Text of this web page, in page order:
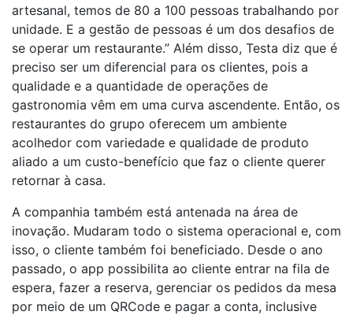
artesanal, temos de 80 a 100 pessoas trabalhando por
unidade. E a gestão de pessoas é um dos desafios de
se operar um restaurante.” Além disso, Testa diz que é
preciso ser um diferencial para os clientes, pois a
qualidade e a quantidade de operações de
gastronomia vêm em uma curva ascendente. Então, os
restaurantes do grupo oferecem um ambiente
acolhedor com variedade e qualidade de produto
aliado a um custo-benefício que faz o cliente querer
retornar à casa.
A companhia também está antenada na área de
inovação. Mudaram todo o sistema operacional e, com
isso, o cliente também foi beneficiado. Desde o ano
passado, o app possibilita ao cliente entrar na fila de
espera, fazer a reserva, gerenciar os pedidos da mesa
por meio de um QRCode e pagar a conta, inclusive